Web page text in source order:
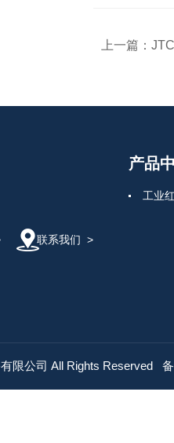
上一篇：
联系我们 >
产品
工业
限公司 All Rights Reserved